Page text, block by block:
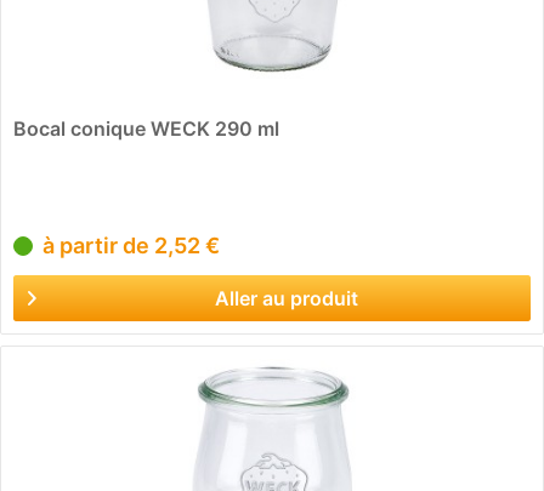
Bocal conique WECK 290 ml
à partir de 2,52 €
Aller au produit